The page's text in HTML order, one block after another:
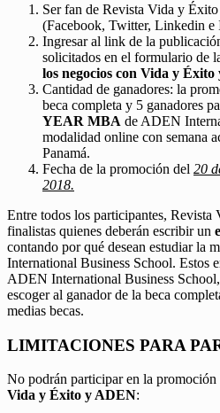
Ser fan de Revista Vida y Éxito
(Facebook, Twitter, Linkedin e
Ingresar al link de la
solicitados en el formulario de
los negocios con Vida y
Cantidad de ganadores: la
beca completa y 5 ganadores
YEAR MBA de ADEN
modalidad online con semana
Panamá.
Fecha de la promoción del 20
2018.
Entre todos los participantes, Revista
finalistas quienes deberán escribir un
contando por qué desean estudiar la
International Business School. Estos
ADEN International Business
escoger al ganador de la beca
medias becas.
LIMITACIONES PARA
No podrán participar en la promoción
Vida y Éxito y ADEN: